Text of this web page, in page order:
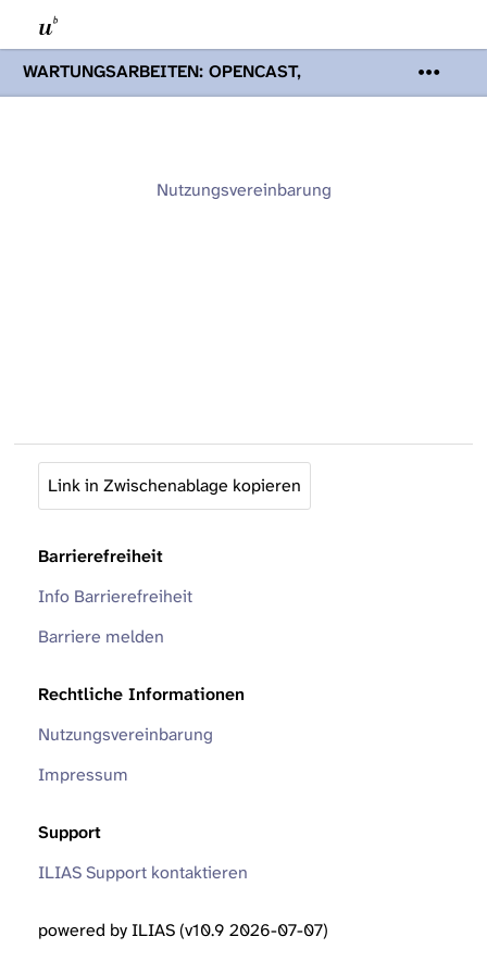
WARTUNGSARBEITEN: OPENCAST,
PODCASTS & TOBIRA
Mi 19. August
Opencast-Videos und Tobira nicht zur
Nutzungsvereinbarung
Link in Zwischenablage kopieren
Barrierefreiheit
Info Barrierefreiheit
Barriere melden
Rechtliche Informationen
Nutzungsvereinbarung
Impressum
Support
ILIAS Support kontaktieren
powered by ILIAS (v10.9 2026-07-07)